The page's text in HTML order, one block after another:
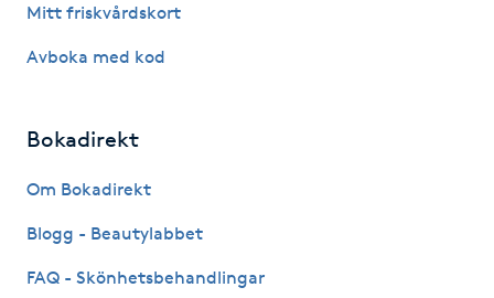
Herrklippning
Hollywood Peel
Hot Stone Massage
Mitt friskvårdskort
Avboka med kod
Bokadirekt
Om Bokadirekt
Blogg - Beautylabbet
FAQ - Skönhetsbehandlingar